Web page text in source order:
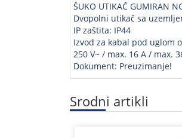
ŠUKO UTIKAČ GUMIRAN
Dvopolni utikač sa
IP zaštita: IP44
Izvod za kabal pod uglom
250 V~ / max. 16 A / max.
Dokument: Preuzimanje!
Srodni artikli